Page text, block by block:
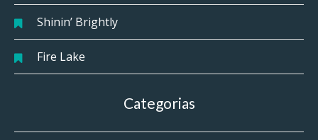
Shinin’ Brightly
Fire Lake
Categorias